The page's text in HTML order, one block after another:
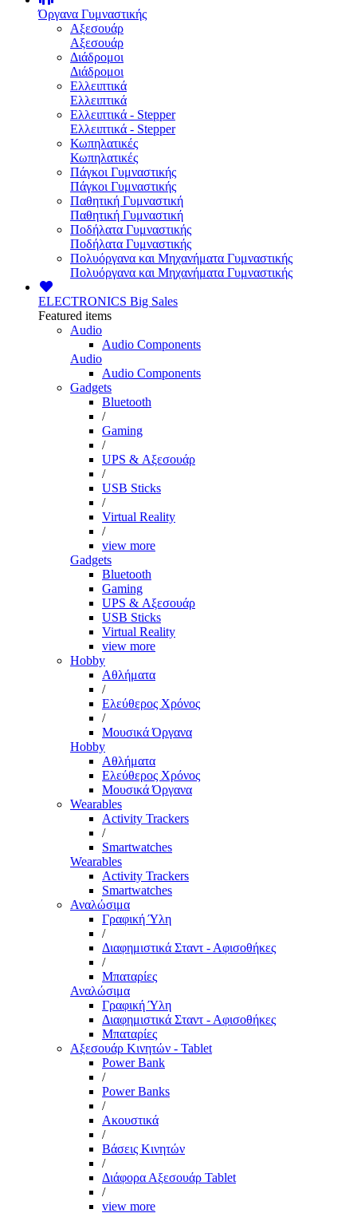
Όργανα Γυμναστικής
Αξεσουάρ
Αξεσουάρ
Διάδρομοι
Διάδρομοι
Ελλειπτικά
Ελλειπτικά
Ελλειπτικά - Stepper
Ελλειπτικά - Stepper
Κωπηλατικές
Κωπηλατικές
Πάγκοι Γυμναστικής
Πάγκοι Γυμναστικής
Παθητική Γυμναστική
Παθητική Γυμναστική
Ποδήλατα Γυμναστικής
Ποδήλατα Γυμναστικής
Πολυόργανα και Μηχανήματα Γυμναστικής
Πολυόργανα και Μηχανήματα Γυμναστικής
ELECTRONICS Big Sales
Featured items
Audio
Audio Components
Audio
Audio Components
Gadgets
Bluetooth
/
Gaming
/
UPS & Αξεσουάρ
/
USB Sticks
/
Virtual Reality
/
view more
Gadgets
Bluetooth
Gaming
UPS & Αξεσουάρ
USB Sticks
Virtual Reality
view more
Hobby
Αθλήματα
/
Ελεύθερος Χρόνος
/
Μουσικά Όργανα
Hobby
Αθλήματα
Ελεύθερος Χρόνος
Μουσικά Όργανα
Wearables
Activity Trackers
/
Smartwatches
Wearables
Activity Trackers
Smartwatches
Αναλώσιμα
Γραφική Ύλη
/
Διαφημιστικά Σταντ - Αφισοθήκες
/
Μπαταρίες
Αναλώσιμα
Γραφική Ύλη
Διαφημιστικά Σταντ - Αφισοθήκες
Μπαταρίες
Αξεσουάρ Κινητών - Tablet
Power Bank
/
Power Banks
/
Ακουστικά
/
Βάσεις Κινητών
/
Διάφορα Αξεσουάρ Tablet
/
view more